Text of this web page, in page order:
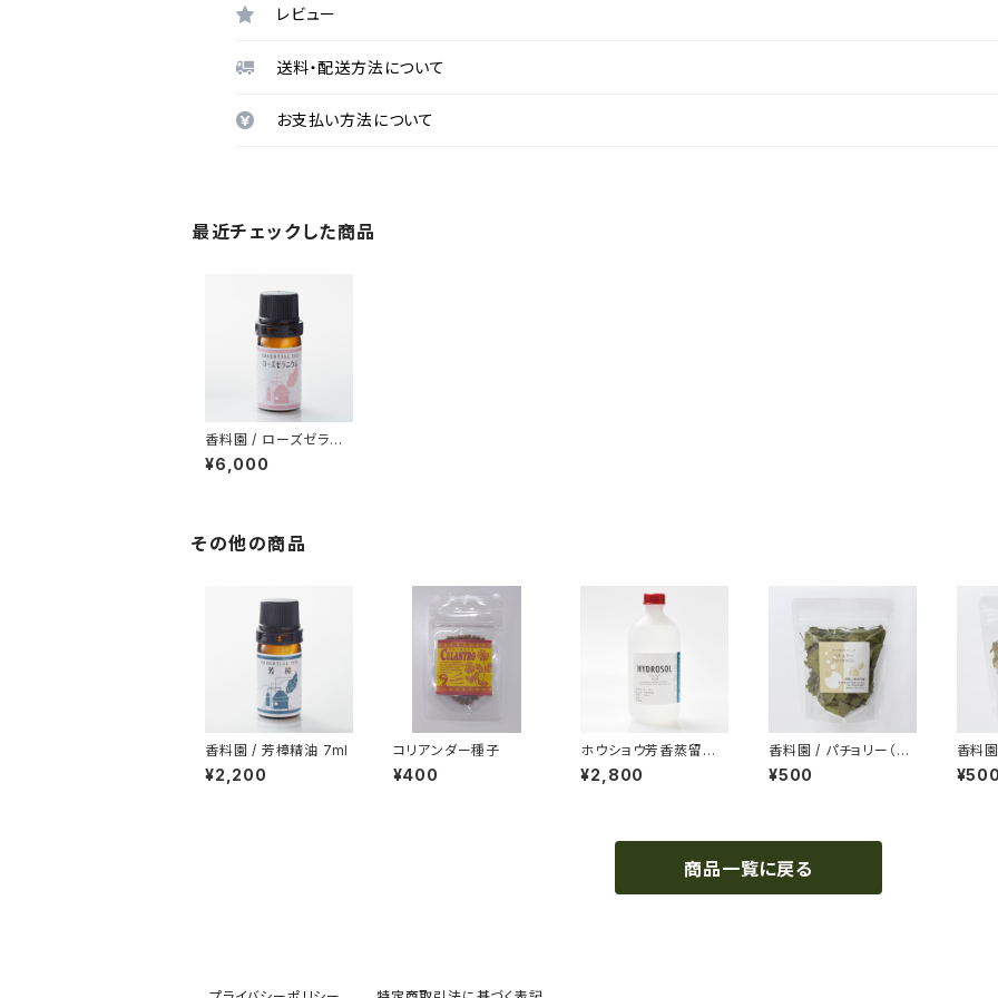
レビュー
送料・配送方法について
お支払い方法について
最近チェックした商品
香料園 / ローズゼラニ
ューム精油 7ml
¥6,000
その他の商品
香料園 / 芳樟精油 7ml
¥2,200
コリアンダー種子
¥400
ホウショウ芳香蒸留水・
500ml
¥2,800
香料園 / パチョリー（ポ
プリ用）
¥500
香料
用）
商品一覧に戻る